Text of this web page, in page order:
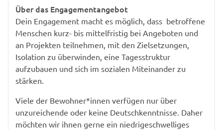
Über das Engagementangebot
Dein Engagement macht es möglich, dass betroffene
Menschen kurz- bis mittelfristig bei Angeboten und
an Projekten teilnehmen, mit den Zielsetzungen,
Isolation zu überwinden, eine Tagesstruktur
aufzubauen und sich im sozialen Miteinander zu
stärken.
Viele der Bewohner*innen verfügen nur über
unzureichende oder keine Deutschkenntnisse. Daher
möchten wir ihnen gerne ein niedrigeschwelliges